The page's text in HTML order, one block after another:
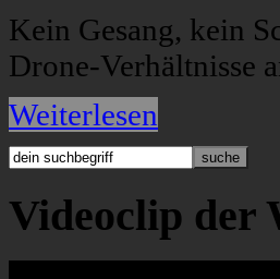
Kein Gesang, kein
Drone-Verhältnisse
Weiterlesen
Videoclip der